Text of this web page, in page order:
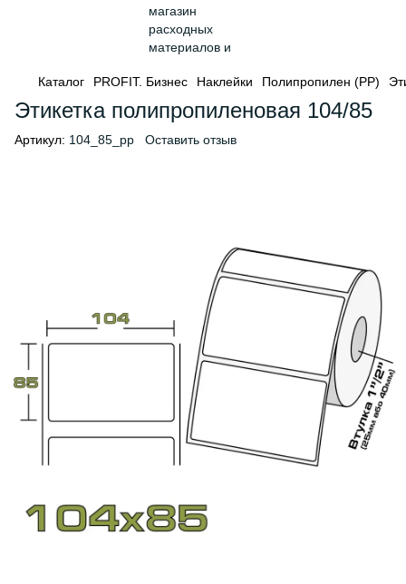
Каталог PROFIT. Бизнес Наклейки Полипропилен (PP)
Этикетка полипропиленовая 104/85
Артикул: 104_85_pp Оставить отзыв